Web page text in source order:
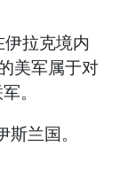
拉克境内
美军属于对
。
兰国。